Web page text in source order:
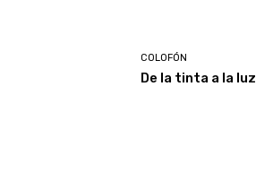
COLOFÓN
De la tinta a la luz